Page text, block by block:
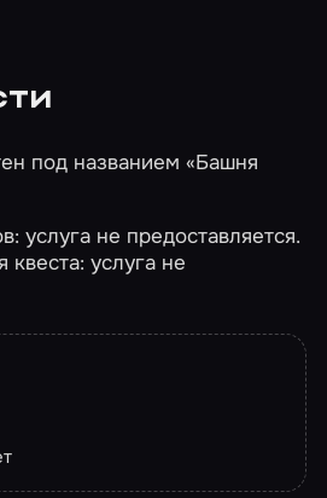
под названием «Башня
услуга не предоставляется.
услуга не